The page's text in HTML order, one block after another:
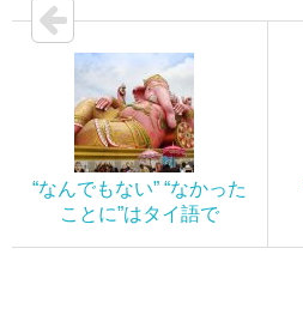
“なんでもない” “なかった
ことに”はタイ語で